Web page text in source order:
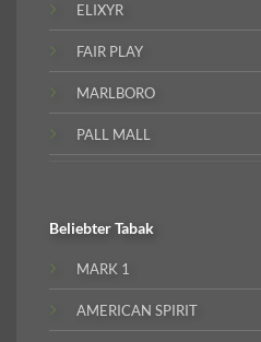
ELIXYR
FAIR PLAY
MARLBORO
PALL MALL
BeliebterTabak
MARK 1
AMERICAN SPIRIT